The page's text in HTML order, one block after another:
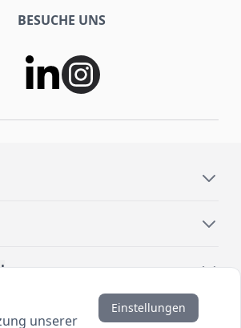
BESUCHE UNS
unserer
Einstellungen